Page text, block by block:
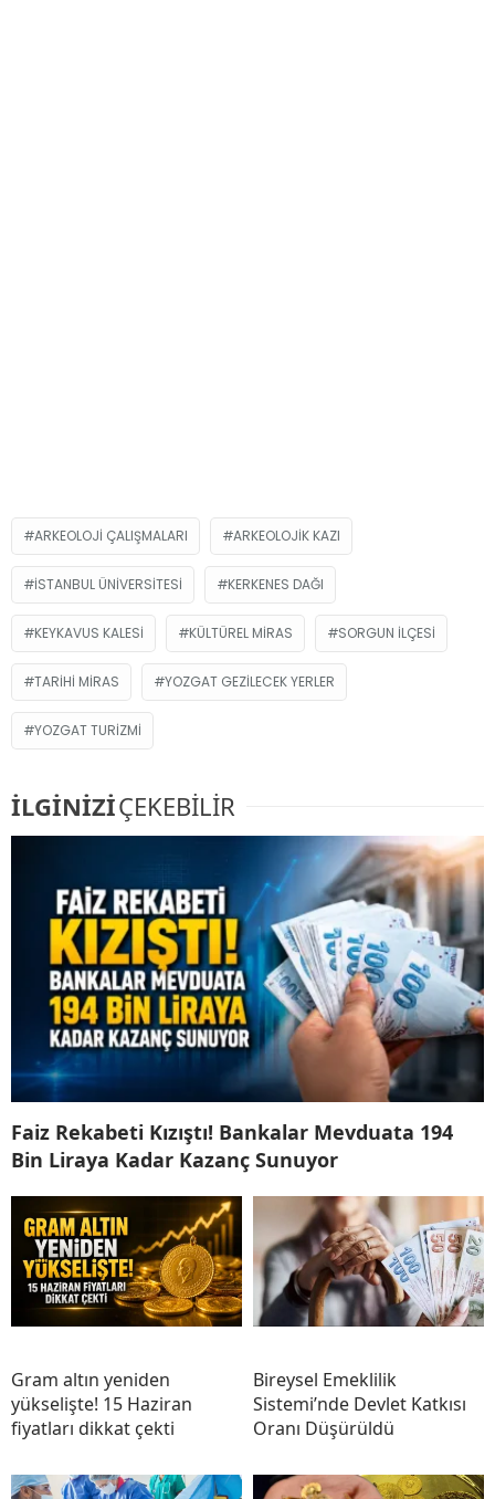
ARKEOLOJI ÇALIŞMALARI ARKEOLOJIK KAZI
İSTANBUL ÜNIVERSITESI KERKENES DAĞI
KEYKAVUS KALESI KÜLTÜREL MIRAS SORGUN ILÇESI
TARIHI MIRAS YOZGAT GEZILECEK YERLER
YOZGAT TURIZMI
İLGİNİZİÇEKEBİLİR
Faiz Rekabeti Kızıştı! Bankalar Mevduata 194
Bin Liraya Kadar Kazanç Sunuyor
Gram altın yeniden
yükselişte! 15 Haziran
fiyatları dikkat çekti
Bireysel Emeklilik
Sistemi’nde Devlet Katkısı
Oranı Düşürüldü